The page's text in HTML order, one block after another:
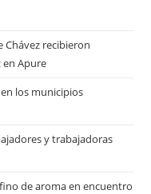
Chávez recibieron
en Apure
los municipios
y trabajadoras
de aroma en encuentro